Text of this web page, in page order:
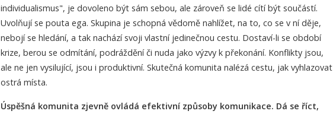
individualismus", je dovoleno být sám sebou, ale zároveň se lidé cítí být součástí.
Uvolňují se pouta ega. Skupina je schopná vědomě nahlížet, na to, co se v ní děje,
nebojí se hledání, a tak nachází svoji vlastní jedinečnou cestu. Dostaví-li se období
krize, berou se odmítání, podráždění či nuda jako výzvy k překonání. Konflikty jsou,
ale ne jen vysilující, jsou i produktivní. Skutečná komunita nalézá cestu, jak vyhlazovat
ostrá místa.
Úspěšná komunita zjevně ovládá efektivní způsoby komunikace. Dá se říct,